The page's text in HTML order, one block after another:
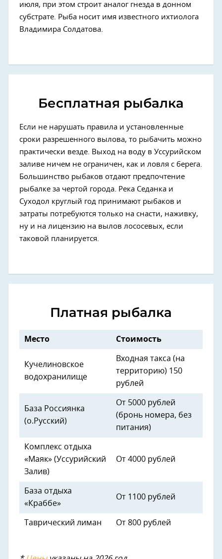
июля, при этом строит аналог гнезда в донном
субстрате. Рыба носит имя известного ихтиолога
Владимира Солдатова.
Бесплатная рыбалка
Если не нарушать правила и установленные
сроки разрешенного вылова, то рыбачить можно
практически везде. Выход на воду в Уссурийском
заливе ничем не ограничен, как и ловля с берега.
Большинство рыбаков отдают предпочтение
рыбалке за чертой города. Река Седанка и
Суходол круглый год принимают рыбаков и
затраты потребуются только на снасти, наживку,
ну и на лицензию на вылов лососевых, если
таковой планируется.
Платная рыбалка
Место Стоимость
Кучелиновское
водохранилище
Входная такса (на
территорию) 150
рублей
База Россиянка
(о.Русский)
От 5000 рублей
(бронь номера, без
питания)
Комплекс отдыха
«Маяк» (Уссурийский
Залив)
От 4000 рублей
База отдыха
«Краббе»
От 1100 рублей
Таврический лиман От 800 рублей